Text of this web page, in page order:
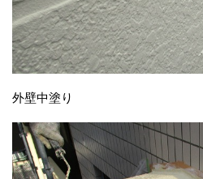
外壁中塗り